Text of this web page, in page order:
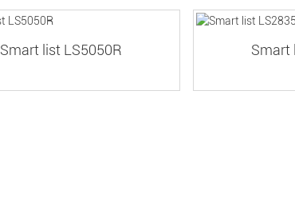
Smart list LS5050R Smart